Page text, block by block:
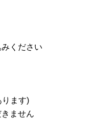
ください
ります)
ません